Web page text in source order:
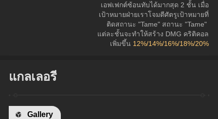
เอฟเฟกต์ซ้อนทับได้มากสุด 2 ชั้น เมื่อ
เป้าหมายฝ่ายเราโจมตีศัตรูเป้าหมายที่
ติดสถานะ "Tame" สถานะ "Tame"
แต่ละชั้นจะทำให้สร้าง DMG คริติคอล
เพิ่มขึ้น 12%/14%/16%/18%/20%
แกลเลอรี
Gallery